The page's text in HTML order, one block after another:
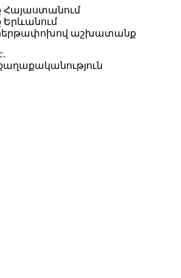
հերթափոխով աշխատանք